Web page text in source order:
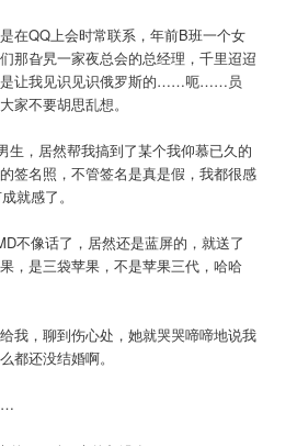
在QQ上会时常联系，年前B班一个女
那旮旯一家夜总会的总经理，千里迢迢
是让我见识见识俄罗斯的……呃……员
家不要胡思乱想。
生，居然帮我搞到了某个我仰慕已久的
名照，不管签名是真是假，我都很感
就感了。
不像话了，居然还是蓝屏的，就送了
是三袋苹果，不是苹果三代，哈哈
我，聊到伤心处，她就哭哭啼啼地说我
都还没结婚啊。